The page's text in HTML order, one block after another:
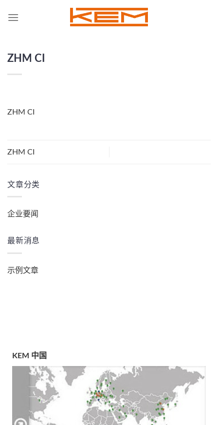
ZHM CI
ZHM CI
ZHM CI
文章分类
企业要闻
最新消息
示例文章
KEM 中国